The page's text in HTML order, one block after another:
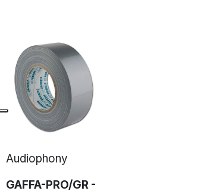
Audiophony
GAFFA-PRO/GR -